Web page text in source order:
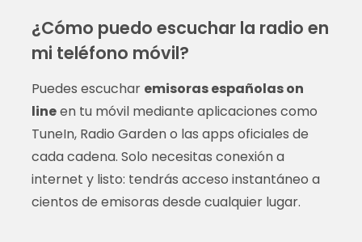
¿Cómo puedo escuchar la radio en
mi teléfono móvil?
Puedes escuchar emisoras españolas on
lineen tu móvil mediante aplicaciones como
TuneIn, Radio Garden o las apps oficiales de
cada cadena. Solo necesitas conexión a
internet y listo: tendrás acceso instantáneo a
cientos de emisoras desde cualquier lugar.